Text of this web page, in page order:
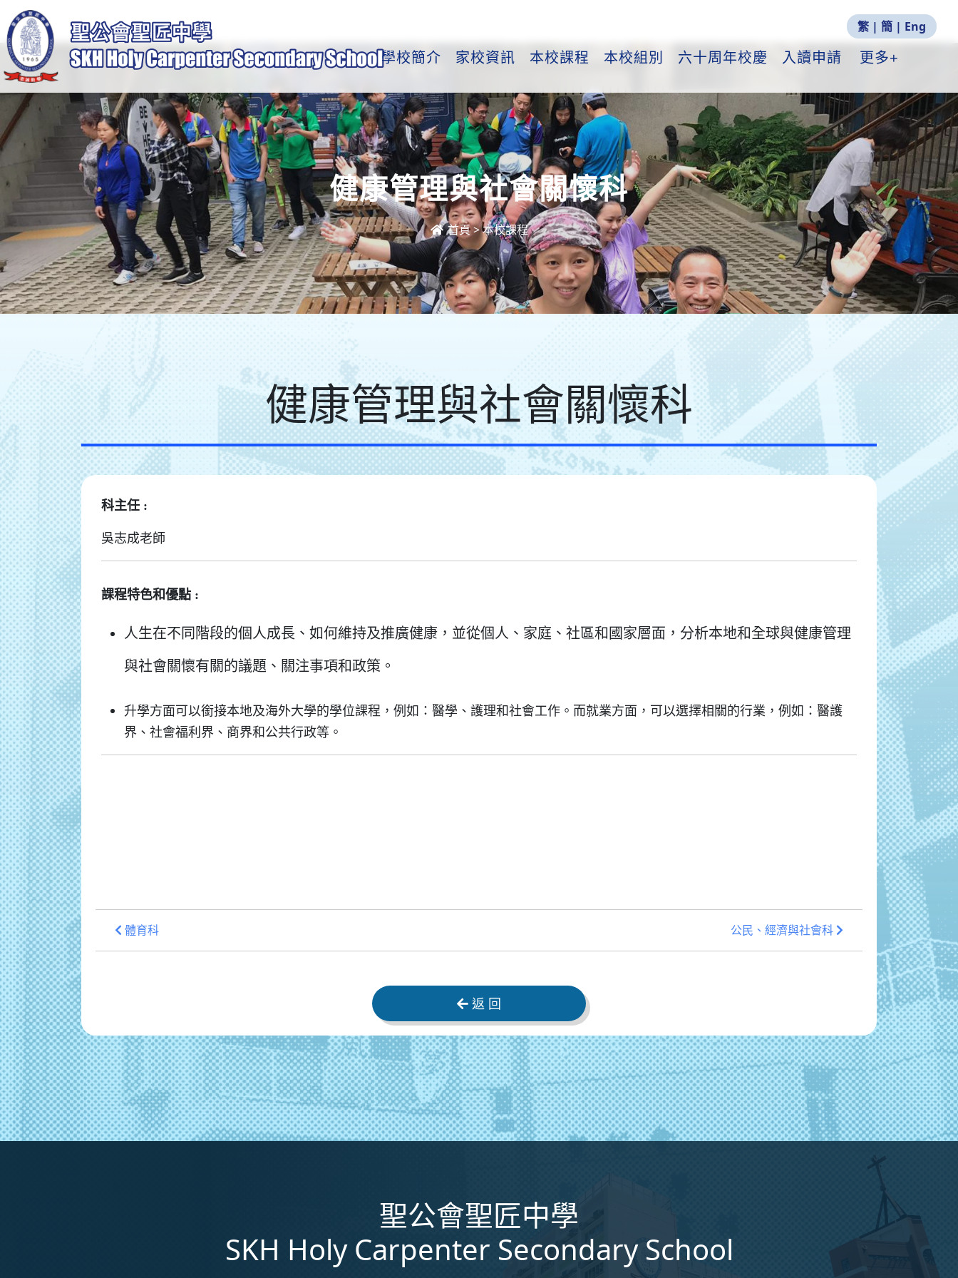
繁 | 簡 | Eng
學校簡介
家校資訊 本校課程 本校組別 六十周年校慶 入讀申請 更多+
健康管理與社會關懷科
首頁>本校課程
健康管理與社會關懷科
科主任 :
吳志成老師
課程特色和優點 :
人生在不同階段的個人成長、如何維持及推廣健康，並從個人、家庭、社區和國家層面，分析本地和全球與健康管理
與社會關懷有關的議題、關注事項和政策。
升學方面可以銜接本地及海外大學的學位課程，例如：醫學、護理和社會工作。而就業方面，可以選擇相關的行業，例如：醫護
界、社會福利界、商界和公共行政等。
體育科 公民、經濟與社會科
返 回
聖公會聖匠中學
SKH Holy Carpenter Secondary School